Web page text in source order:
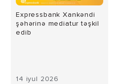
Expressbank Xankəndi
şəhərinə mediatur təşkil
edib
14 iyul 2026